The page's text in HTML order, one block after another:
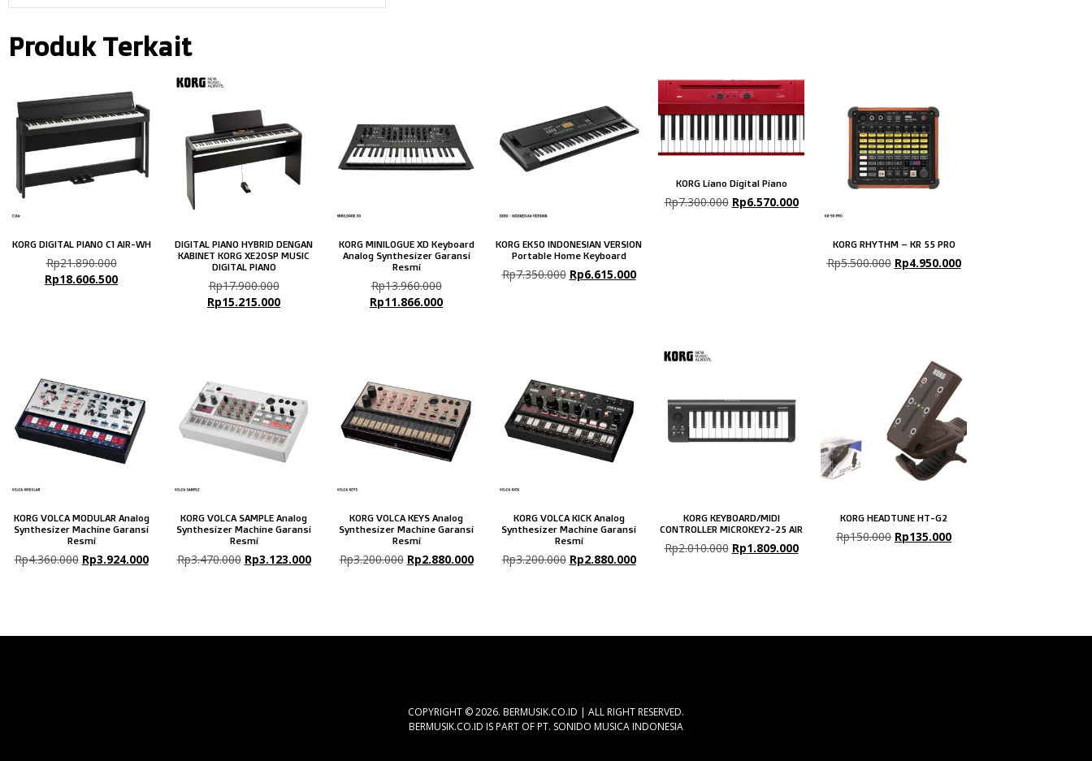
Produk Terkait
KORG DIGITAL PIANO C1 AIR-WH
Rp21.890.000
Rp18.606.500
DIGITAL PIANO HYBRID DENGAN
KABINET KORG XE20SP MUSIC
DIGITAL PIANO
Rp17.900.000
Rp15.215.000
KORG MINILOGUE XD Keyboard
Analog Synthesizer Garansi
Resmi
Rp13.960.000
Rp11.866.000
KORG EK50 INDONESIAN VERSION
Portable Home Keyboard
Rp7.350.000 Rp6.615.000
KORG Liano Digital Piano
Rp7.300.000 Rp6.570.000
KORG RHYTHM – KR 55 PRO
Rp5.500.000 Rp4.950.000
KORG VOLCA MODULAR Analog
Synthesizer Machine Garansi
Resmi
Rp4.360.000 Rp3.924.000
KORG VOLCA SAMPLE Analog
Synthesizer Machine Garansi
Resmi
Rp3.470.000 Rp3.123.000
KORG VOLCA KEYS Analog
Synthesizer Machine Garansi
Resmi
Rp3.200.000 Rp2.880.000
KORG VOLCA KICK Analog
Synthesizer Machine Garansi
Resmi
Rp3.200.000 Rp2.880.000
KORG KEYBOARD/MIDI
CONTROLLER MICROKEY2-25 AIR
Rp2.010.000 Rp1.809.000
KORG HEADTUNE HT-G2
Rp150.000 Rp135.000
COPYRIGHT © 2026. BERMUSIK.CO.ID | ALL RIGHT RESERVED.
BERMUSIK.CO.ID IS PART OF PT. SONIDO MUSICA INDONESIA